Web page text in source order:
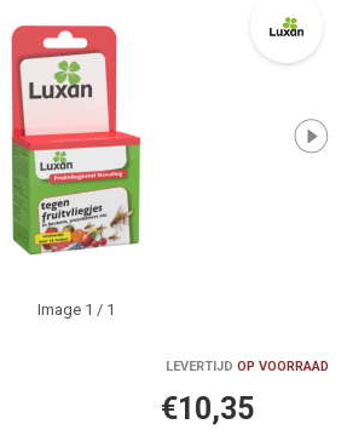
Image 1 / 1
LEVERTIJD OP VOORRAAD
€10,35